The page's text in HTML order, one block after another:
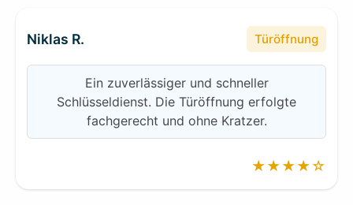
Niklas R. Türöffnung
Ein zuverlässiger und schneller
Schlüsseldienst. Die Türöffnung erfolgte
fachgerecht und ohne Kratzer.
★★★★☆